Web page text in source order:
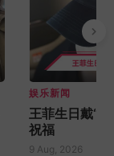
娱乐新闻
王菲生日戴“
祝福
9 Aug, 2026